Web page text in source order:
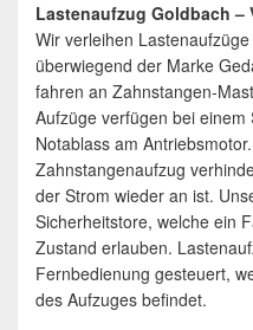
Lastenaufzug Goldbach –
Wir verleihen
überwiegend der Marke
fahren an Zahnstangen-
Aufzüge verfügen bei
Notablass am
Zahnstangenaufzug
der Strom wieder an ist.
Sicherheitstore, welche ein
Zustand erlauben.
Fernbedienung gesteuert,
des Aufzuges befindet.